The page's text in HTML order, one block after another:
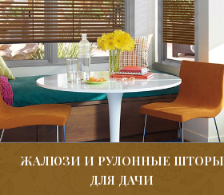
ЖАЛЮЗИ И РУЛОННЫЕ ШТОРЫ
ДЛЯ ДАЧИ